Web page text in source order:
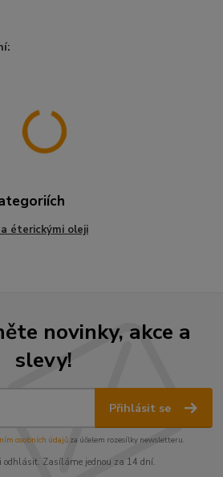
éterickými oleji
novinky, akce a
slevy!
Přihlásit se
osobních údajůza účelem rozesílky newsletteru.
odhlásit. Zasíláme jednou za 14 dní.